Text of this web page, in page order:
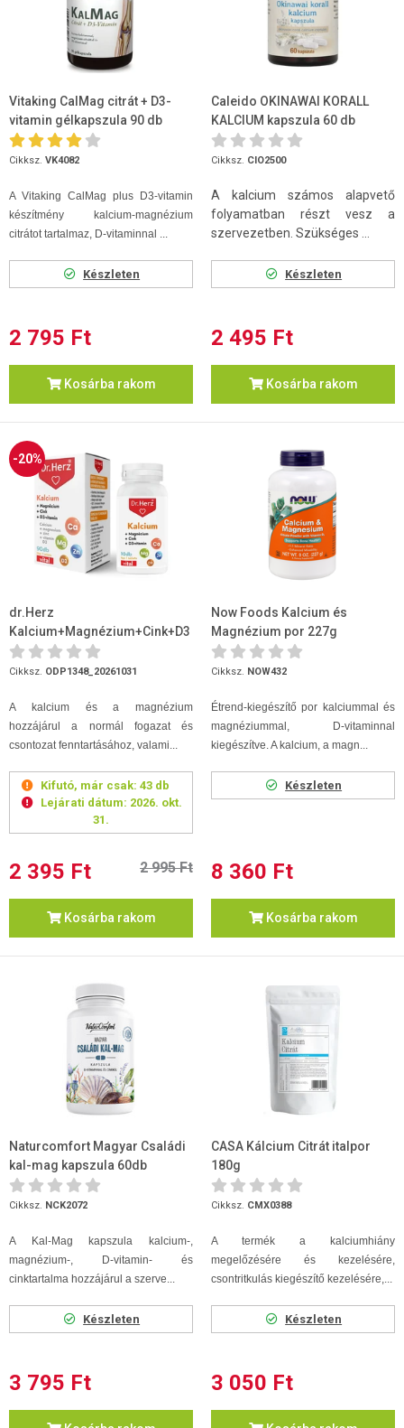
Vitaking CalMag citrát + D3-
vitamin gélkapszula 90 db
Cikksz. VK4082
A Vitaking CalMag plus D3-vitamin
készítmény kalcium-magnézium
citrátot tartalmaz, D-vitaminnal ...
Készleten
2 795 Ft
Kosárba rakom
Caleido OKINAWAI KORALL
KALCIUM kapszula 60 db
Cikksz. CIO2500
A kalcium számos alapvető
folyamatban részt vesz a
szervezetben. Szükséges ...
Készleten
2 495 Ft
Kosárba rakom
-20%
dr.Herz
Kalcium+Magnézium+Cink+D3
90db (2026.10.31)
Cikksz. ODP1348_20261031
A kalcium és a magnézium
hozzájárul a normál fogazat és
csontozat fenntartásához, valami...
Kifutó, már csak:43 db
Lejárati dátum: 2026. okt.
31.
2 395 Ft 2 995 Ft
Kosárba rakom
Now Foods Kalcium és
Magnézium por 227g
Cikksz. NOW432
Étrend-kiegészítő por kalciummal és
magnéziummal, D-vitaminnal
kiegészítve. A kalcium, a magn...
Készleten
8 360 Ft
Kosárba rakom
Naturcomfort Magyar Családi
kal-mag kapszula 60db
Cikksz. NCK2072
A Kal-Mag kapszula kalcium-,
magnézium-, D-vitamin- és
cinktartalma hozzájárul a szerve...
Készleten
3 795 Ft
CASA Kálcium Citrát italpor
180g
Cikksz. CMX0388
A termék a kalciumhiány
megelőzésére és kezelésére,
csontritkulás kiegészítő kezelésére,...
Készleten
3 050 Ft